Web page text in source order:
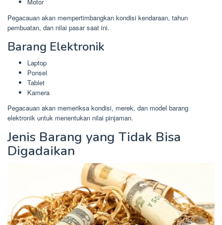
Motor
Pegacauan akan mempertimbangkan kondisi kendaraan, tahun
pembuatan, dan nilai pasar saat ini.
Barang Elektronik
Laptop
Ponsel
Tablet
Kamera
Pegacauan akan memeriksa kondisi, merek, dan model barang
elektronik untuk menentukan nilai pinjaman.
Jenis Barang yang Tidak Bisa
Digadaikan